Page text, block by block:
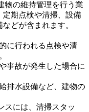
物の維持管理を行う業
期点検や清掃、設備
どが含まれます。
に行われる点検や清
事故が発生した場合に
排水設備など、建物の
スには、清掃スタッ